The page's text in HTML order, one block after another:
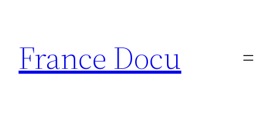
contenu
France Docu